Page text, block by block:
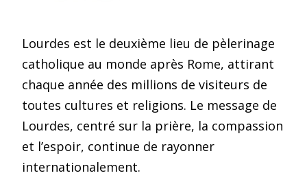
Lourdes est le deuxième lieu de pèlerinage
catholique au monde après Rome, attirant
chaque année des millions de visiteurs de
toutes cultures et religions. Le message de
Lourdes, centré sur la prière, la compassion
et l’espoir, continue de rayonner
internationalement.